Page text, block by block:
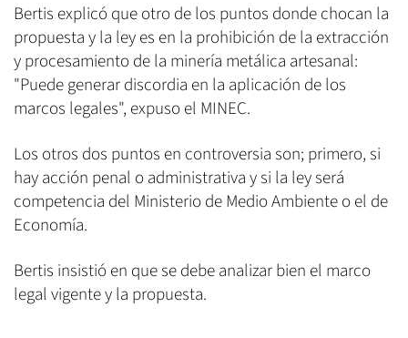
Bertis explicó que otro de los puntos donde chocan la
propuesta y la ley es en la prohibición de la extracción
y procesamiento de la minería metálica artesanal:
"Puede generar discordia en la aplicación de los
marcos legales", expuso el MINEC.
Los otros dos puntos en controversia son; primero, si
hay acción penal o administrativa y si la ley será
competencia del Ministerio de Medio Ambiente o el de
Economía.
Bertis insistió en que se debe analizar bien el marco
legal vigente y la propuesta.